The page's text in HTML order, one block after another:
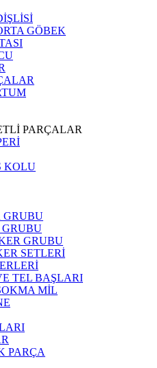
GÖBEK
PARÇALAR
KOLU
GRUBU
GRUBU
SETLERİ
TEL BAŞLARI
MİL
PARÇA